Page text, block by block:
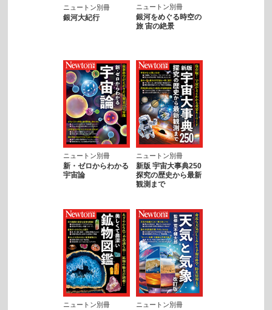
ニュートン別冊
銀河大紀行
ニュートン別冊
銀河をめぐる時空の
旅 宙の絶景
ニュートン別冊
新・ゼロからわかる
宇宙論
ニュートン別冊
新版 宇宙大事典250
探究の歴史から最新
観測まで
ニュートン別冊 ニュートン別冊